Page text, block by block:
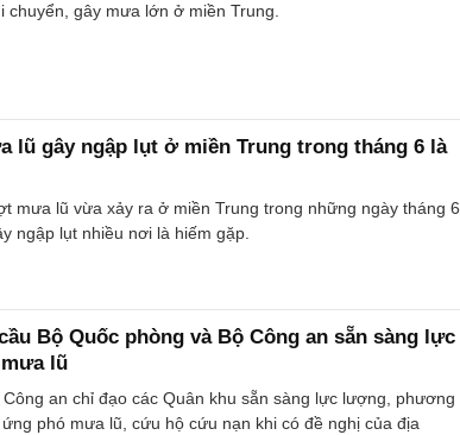
chuyển, gây mưa lớn ở miền Trung.
lũ gây ngập lụt ở miền Trung trong tháng 6 là
mưa lũ vừa xảy ra ở miền Trung trong những ngày tháng 6
ngập lụt nhiều nơi là hiếm gặp.
Bộ Quốc phòng và Bộ Công an sẵn sàng lực
lũ
an chỉ đạo các Quân khu sẵn sàng lực lượng, phương
phó mưa lũ, cứu hộ cứu nạn khi có đề nghị của địa